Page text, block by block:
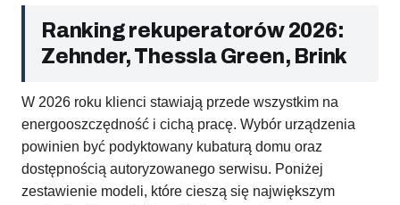
Ranking rekuperatorów 2026:
Zehnder, Thessla Green, Brink
W 2026 roku klienci stawiają przede wszystkim na
energooszczędność i cichą pracę. Wybór urządzenia
powinien być podyktowany kubaturą domu oraz
dostępnością autoryzowanego serwisu. Poniżej
zestawienie modeli, które cieszą się największym